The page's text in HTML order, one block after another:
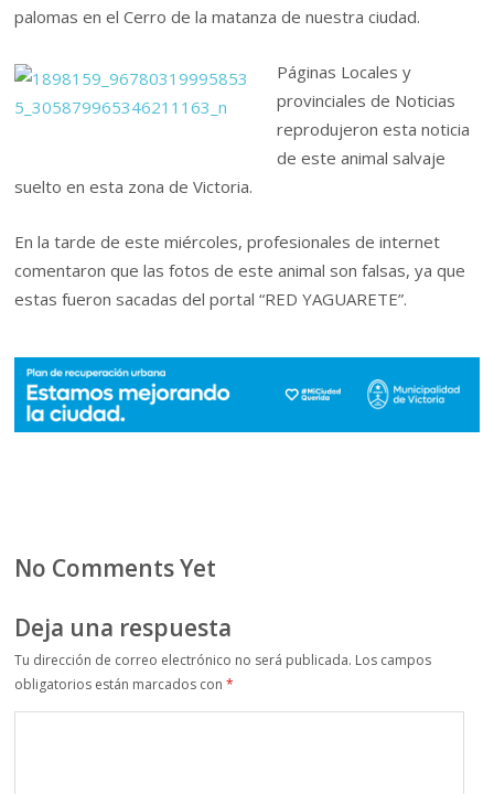
palomas en el Cerro de la matanza de nuestra ciudad.
Páginas Locales y
provinciales de Noticias
reprodujeron esta noticia
de este animal salvaje
suelto en esta zona de Victoria.
En la tarde de este miércoles, profesionales de internet
comentaron que las fotos de este animal son falsas, ya que
estas fueron sacadas del portal “RED YAGUARETE”.
No Comments Yet
Deja una respuesta
Tu dirección de correo electrónico no será publicada. Los campos
obligatorios están marcados con*